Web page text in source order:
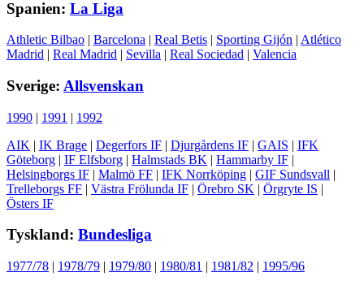
Spanien: La Liga
Athletic Bilbao | Barcelona | Real Betis | Sporting Gijón | Atlético
Madrid | Real Madrid | Sevilla | Real Sociedad | Valencia
Sverige: Allsvenskan
1990 | 1991 | 1992
AIK | IK Brage | Degerfors IF | Djurgårdens IF | GAIS | IFK
Göteborg | IF Elfsborg | Halmstads BK | Hammarby IF |
Helsingborgs IF | Malmö FF | IFK Norrköping | GIF Sundsvall |
Trelleborgs FF | Västra Frölunda IF | Örebro SK | Örgryte IS |
Östers IF
Tyskland: Bundesliga
1977/78 | 1978/79 | 1979/80 | 1980/81 | 1981/82 | 1995/96